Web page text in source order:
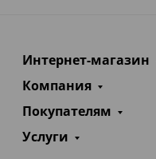
Интернет-магазин
Компания
Покупателям
Услуги